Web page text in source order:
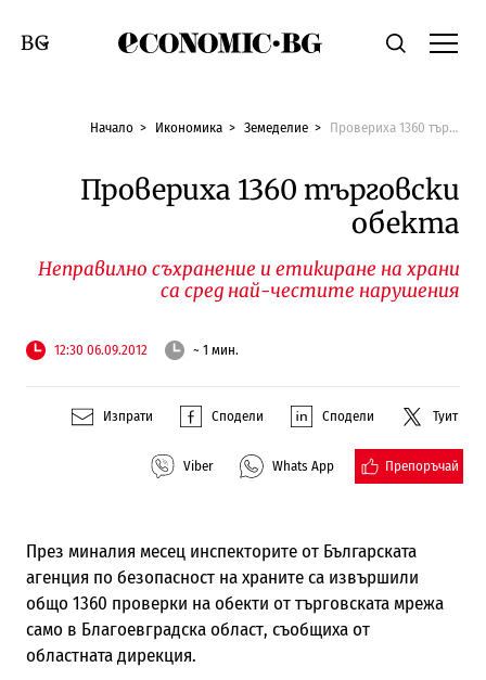
Economic.bgТърсене
Смяна на език
Начало Икономика Земеделие Провериха 1360 търговски обекта
Провериха 1360 търговски
обекта
Неправилно съхранение и етикиране на храни
са сред най-честите нарушения
12:30 06.09.2012 ~ 1 мин.
Изпрати Сподели Сподели Туит
Viber Whats App Препоръчай
През миналия месец инспекторите от Българската
агенция по безопасност на храните са извършили
общо 1360 проверки на обекти от търговската мрежа
само в Благоевградска област, съобщиха от
областната дирекция.